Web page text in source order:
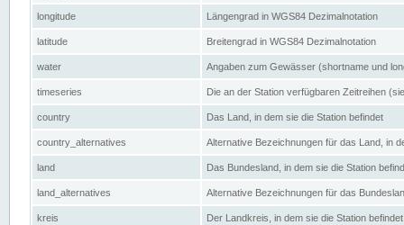
longitude Längengrad in WGS84 Dezimalnotation
latitude Breitengrad in WGS84 Dezimalnotation
water Angaben zum Gewässer (shortname und
timeseries Die an der Station verfügbaren Zeitreihen
country Das Land, in dem sie die Station befindet
country_alternatives Alternative Bezeichnungen für das Land, in
land Das Bundesland, in dem sie die Station
land_alternatives Alternative Bezeichnungen für das
kreis Der Landkreis, in dem sie die Station befindet